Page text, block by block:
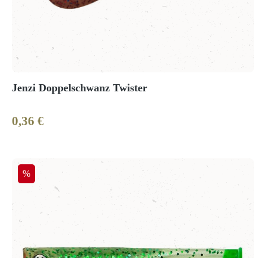
Jenzi Doppelschwanz Twister
Regulärer Preis:
0,36 €
Rabatt
%